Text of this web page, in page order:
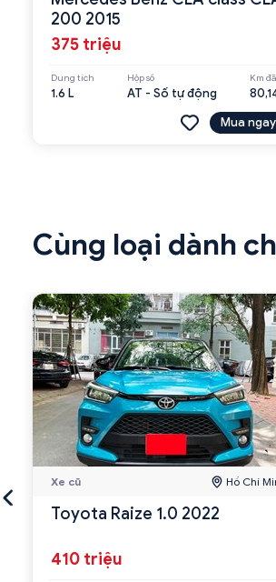
200 2015
375 triệu
Dung tích
1.6 L
Hộp số
AT - Số tự động
Km
Mua ngay
Cùng loại dành
Xe cũ Hồ Chí
Toyota Raize 1.0 2022
410 triệu